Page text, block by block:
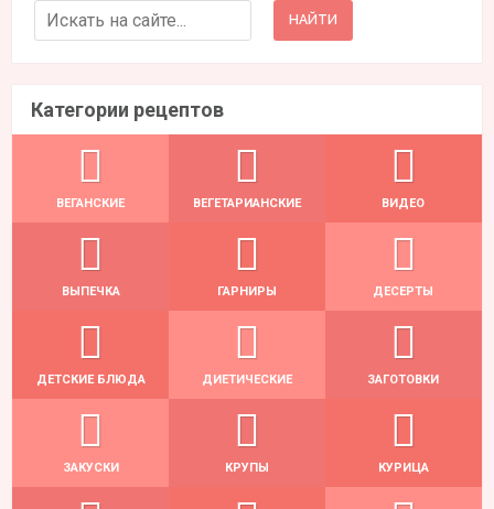
Search for:
Категории рецептов
ВЕГАНСКИЕ ВЕГЕТАРИАНСКИЕ ВИДЕО
ВЫПЕЧКА ГАРНИРЫ ДЕСЕРТЫ
ДЕТСКИЕ БЛЮДА ДИЕТИЧЕСКИЕ ЗАГОТОВКИ
ЗАКУСКИ КРУПЫ КУРИЦА